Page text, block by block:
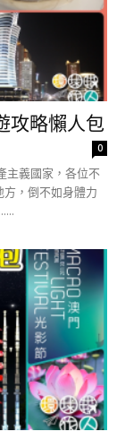
攻略懶人包
0
主義國家，各位不
，倒不如身體力